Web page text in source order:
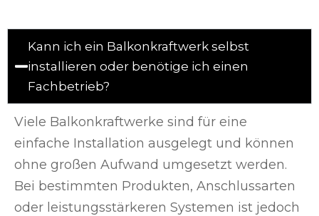
Kann ich ein Balkonkraftwerk selbst
installieren oder benötige ich einen
Fachbetrieb?
Viele Balkonkraftwerke sind für eine
einfache Installation ausgelegt und können
ohne großen Aufwand umgesetzt werden.
Bei bestimmten Produkten, Anschlussarten
oder leistungsstärkeren Systemen ist jedoch